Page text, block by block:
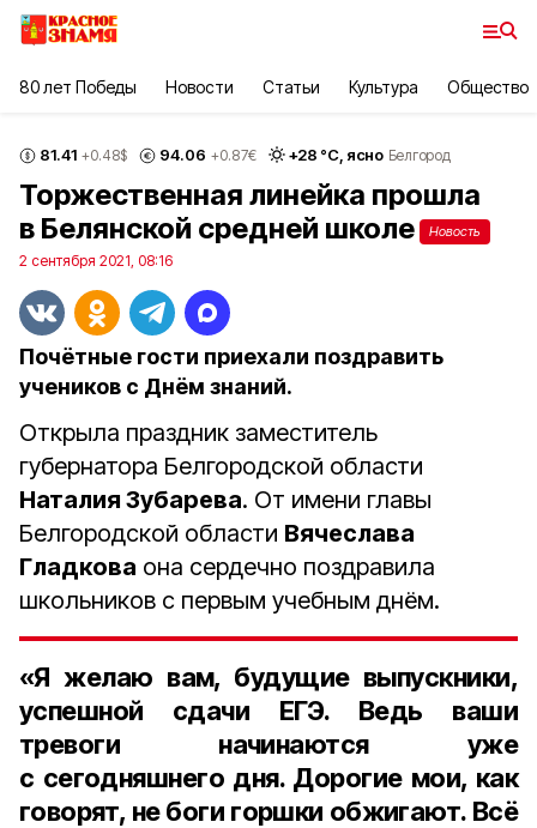
80 лет Победы Новости Статьи Культура Общество
81.41 +0.48$ 94.06 +0.87€ +28 °С, ясно Белгород
Торжественная линейка прошла
в Белянской средней школе
Новость
2 сентября 2021, 08:16
Почётные гости приехали поздравить
учеников с Днём знаний.
Открыла праздник заместитель
губернатора Белгородской области
Наталия Зубарева. От имени главы
Белгородской области Вячеслава
Гладкова она сердечно поздравила
школьников с первым учебным днём.
«Я желаю вам, будущие выпускники,
успешной сдачи ЕГЭ. Ведь ваши
тревоги начинаются уже
с сегодняшнего дня. Дорогие мои, как
говорят, не боги горшки обжигают. Всё